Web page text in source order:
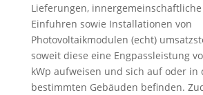
Lieferungen,
Einfuhren sowie Installationen von
Photovoltaikmodulen (echt)
soweit diese eine Engpassleistung
kWp aufweisen und sich auf oder in
bestimmten Gebäuden befinden.